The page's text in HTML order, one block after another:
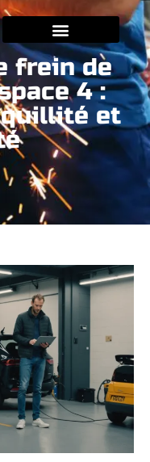
frein de
4 :
et